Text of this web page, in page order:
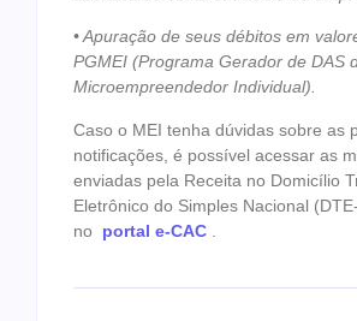
• Apuração de seus débitos em
PGMEI (Programa Gerador de DAS
Microempreendedor Individual).
Caso o MEI tenha dúvidas sobre as
notificações, é possível acessar as
enviadas pela Receita no Domicílio
Eletrônico do Simples Nacional
no portal e-CAC